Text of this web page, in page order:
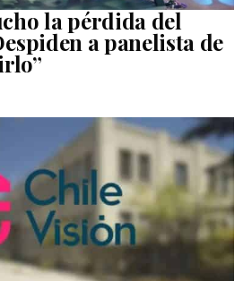
la pérdida del
a panelista de